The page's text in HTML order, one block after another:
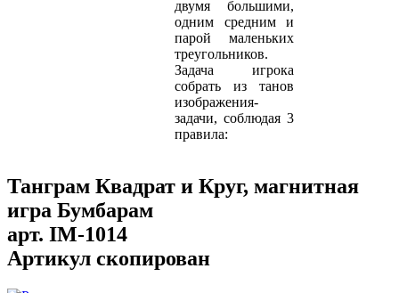
двумя большими,
одним средним и
парой маленьких
треугольников.
Задача игрока
собрать из танов
изображения-
задачи, соблюдая 3
правила:
Танграм Квадрат и Круг, магнитная
игра Бумбарам
арт. IM-1014
Артикул скопирован